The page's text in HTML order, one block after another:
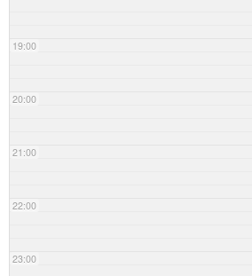
19:00
20:00
21:00
22:00
23:00